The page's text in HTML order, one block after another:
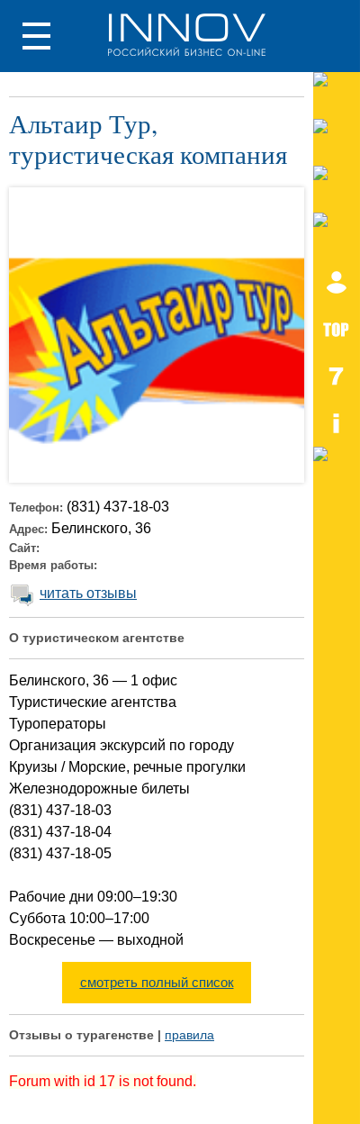
Альтаир Тур,
туристическая компания
Телефон: (831) 437-18-03
Адрес: Белинского, 36
Сайт:
Время работы:
читать отзывы
О туристическом агентстве
Белинского, 36 — 1 офис
Туристические агентства
Туроператоры
Организация экскурсий по городу
Круизы / Морские, речные прогулки
Железнодорожные билеты
(831) 437-18-03
(831) 437-18-04
(831) 437-18-05
Рабочие дни 09:00–19:30
Суббота 10:00–17:00
Воскресенье — выходной
смотреть полный список
Отзывы о турагенстве | правила
Forum with id 17 is not found.